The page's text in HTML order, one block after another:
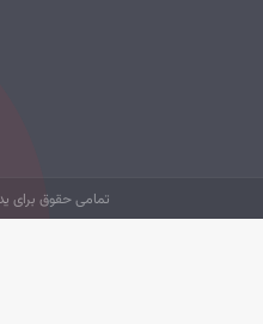
تمامی حقوق برای یدکیجات